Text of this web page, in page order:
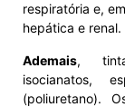
respiratória e,
hepática e renal.
Ademais,
isocianatos,
(poliuretano).